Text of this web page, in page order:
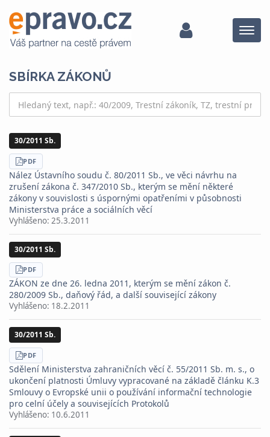
Menu
SBÍRKA ZÁKONŮ
30/2011 Sb.
STÁHNOUT
PDF
Nález Ústavního soudu č. 80/2011 Sb., ve věci návrhu na
zrušení zákona č. 347/2010 Sb., kterým se mění některé
zákony v souvislosti s úspornými opatřeními v působnosti
Ministerstva práce a sociálních věcí
Vyhlášeno: 25.3.2011
30/2011 Sb.
STÁHNOUT
PDF
ZÁKON ze dne 26. ledna 2011, kterým se mění zákon č.
280/2009 Sb., daňový řád, a další související zákony
Vyhlášeno: 18.2.2011
30/2011 Sb.
STÁHNOUT
PDF
Sdělení Ministerstva zahraničních věcí č. 55/2011 Sb. m. s., o
ukončení platnosti Úmluvy vypracované na základě článku K.3
Smlouvy o Evropské unii o používání informační technologie
pro celní účely a souvisejících Protokolů
Vyhlášeno: 10.6.2011